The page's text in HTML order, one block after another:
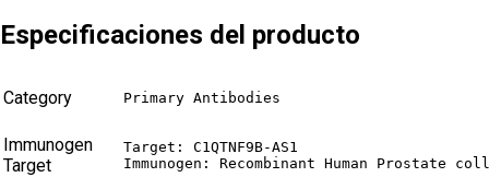
Especificaciones del producto
Category Primary Antibodies
Immunogen
Target
Target: C1QTNF9B-AS1
Immunogen: Recombinant Human